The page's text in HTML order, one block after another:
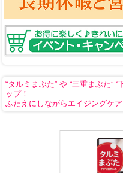
“タルミまぶた” や “三重まぶた”
ップ！
ふたえにしながらエイジングケア